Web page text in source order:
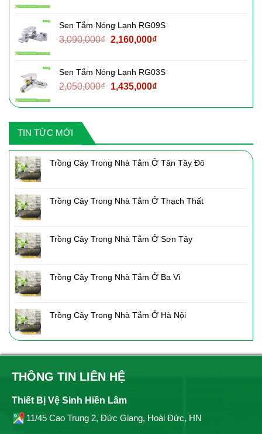
2,760,000₫.là:
1,930,000₫.
Sen Tắm Nóng Lạnh RG09S
3,090,000₫ Giá
3,090,000₫.
2,160,000₫Giá
là:
2,160,000₫.
Sen Tắm Nóng Lạnh RG03S
2,050,000₫ Giá
là:
1,435,000₫Giá
tại
TIN TỨC MỚI
Trồng Cây Trong Nhà Tắm Ở Tân Tây Đô
Trồng Cây Trong Nhà Tắm Ở Thạch Thất
Trồng Cây Trong Nhà Tắm Ở Sơn Tây
Trồng Cây Trong Nhà Tắm Ở Ba Vì
Trồng Cây Trong Nhà Tắm Ở Hà Nội
THÔNG TIN LIÊN HỆ
Thiết Bị Vệ Sinh Hiền Lâm
11/45 Cao Trung 2, Đức Giang, Hoài Đức, HN